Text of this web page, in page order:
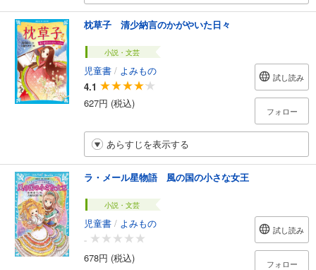
枕草子 清少納言のかがやいた日々
小説・文芸
児童書 / よみもの
4.1
627円 (税込)
試し読み
フォロー
あらすじを表示する
ラ・メール星物語 風の国の小さな女王
小説・文芸
児童書 / よみもの
-
678円 (税込)
試し読み
フォロー